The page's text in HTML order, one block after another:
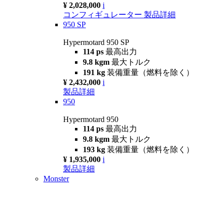
¥ 2,028,000 i
コンフィギュレーター 製品詳細
950 SP
Hypermotard 950 SP
114 ps 最高出力
9.8 kgm 最大トルク
191 kg 装備重量（燃料を除く）
¥ 2,432,000 i
製品詳細
950
Hypermotard 950
114 ps 最高出力
9.8 kgm 最大トルク
193 kg 装備重量（燃料を除く）
¥ 1,935,000 i
製品詳細
Monster